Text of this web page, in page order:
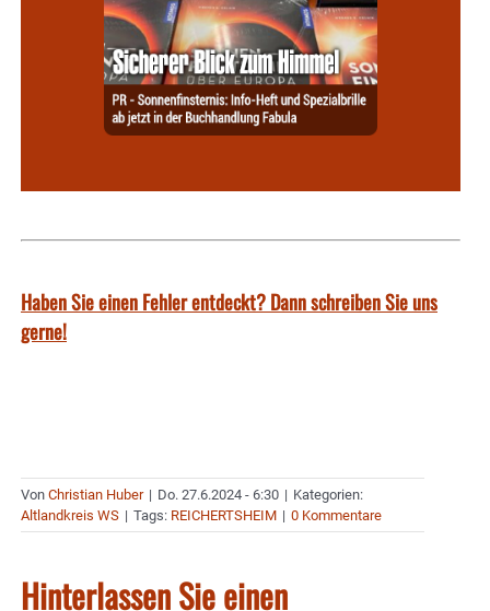
Haben Sie einen Fehler entdeckt? Dann schreiben Sie uns
gerne!
Von Christian Huber | Do. 27.6.2024 - 6:30 | Kategorien:
Altlandkreis WS | Tags: REICHERTSHEIM | 0 Kommentare
Hinterlassen Sie einen